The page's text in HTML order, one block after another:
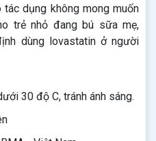
tác dụng không mong muốn
trẻ nhỏ đang bú sữa mẹ,
dùng lovastatin ở người
30 độ C, tránh ánh sáng.